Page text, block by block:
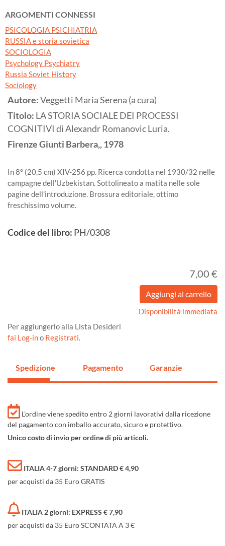
ARGOMENTI CONNESSI
PSICOLOGIA PSICHIATRIA
RUSSIA e storia sovietica
SOCIOLOGIA
Psychology Psychiatry
Russia Soviet History
Sociology
Autore:Veggetti Maria Serena (a cura)
Titolo: LA STORIA SOCIALE DEI PROCESSI
COGNITIVI di Alexandr Romanovic Luria.
FirenzeGiunti Barbera,,1978
In 8° (20,5 cm) XIV-256 pp. Ricerca condotta nel 1930/32 nelle
campagne dell'Uzbekistan. Sottolineato a matita nelle sole
pagine dell'introduzione. Brossura editoriale, ottimo
freschissimo volume.
Codice del libro: PH/0308
7,00 €
Disponibilità immediata
Per aggiungerlo alla Lista Desideri
fai Log-ino Registrati.
Spedizione Pagamento Garanzie
L'ordine viene spedito entro 2 giorni lavorativi dalla ricezione
del pagamento con imballo accurato, sicuro e protettivo.
Unico costo di invio per ordine di più articoli.
ITALIA 4-7 giorni: STANDARD € 4,90
per acquisti da 35 Euro GRATIS
ITALIA 2 giorni: EXPRESS € 7,90
per acquisti da 35 Euro SCONTATA A 3 €